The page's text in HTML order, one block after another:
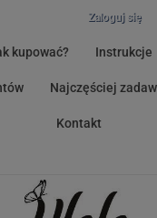
Zaloguj się
kupować? Instrukcje
Najczęściej
Kontakt